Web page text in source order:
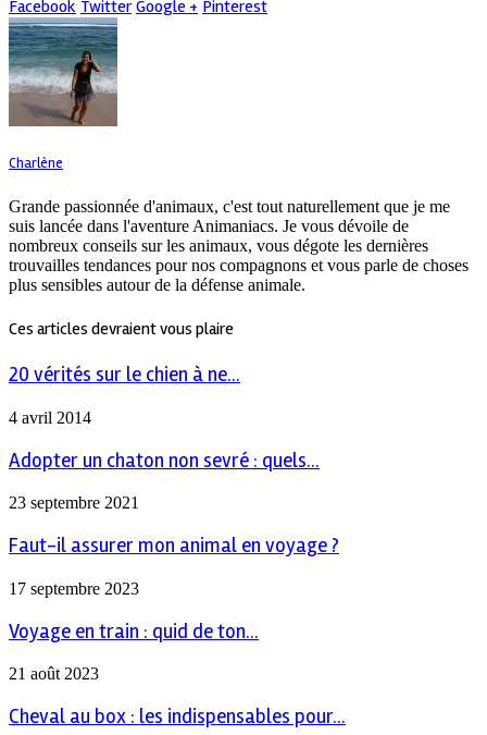
Facebook Twitter Google + Pinterest
Charlène
Grande passionnée d'animaux, c'est tout naturellement que je me
suis lancée dans l'aventure Animaniacs. Je vous dévoile de
nombreux conseils sur les animaux, vous dégote les dernières
trouvailles tendances pour nos compagnons et vous parle de choses
plus sensibles autour de la défense animale.
Ces articles devraient vous plaire
20 vérités sur le chien à ne...
4 avril 2014
Adopter un chaton non sevré : quels...
23 septembre 2021
Faut-il assurer mon animal en voyage ?
17 septembre 2023
Voyage en train : quid de ton...
21 août 2023
Cheval au box : les indispensables pour...